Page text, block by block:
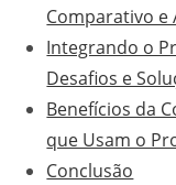
Comparativo e
Integrando o
Desafios e
Benefícios da
que Usam o
Conclusão